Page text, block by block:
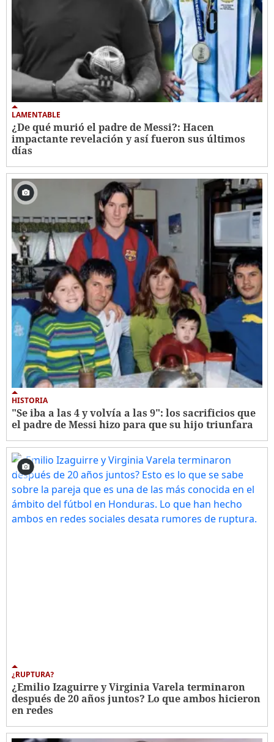
LAMENTABLE
¿De qué murió el padre de Messi?: Hacen
impactante revelación y así fueron sus últimos
días
HISTORIA
"Se iba a las 4 y volvía a las 9": los sacrificios que
el padre de Messi hizo para que su hijo triunfara
¿RUPTURA?
¿Emilio Izaguirre y Virginia Varela terminaron
después de 20 años juntos? Lo que ambos hicieron
en redes